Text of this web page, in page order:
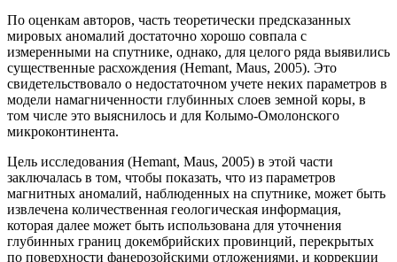
По оценкам авторов, часть теоретически предсказанных
мировых аномалий достаточно хорошо совпала с
измеренными на спутнике, однако, для целого ряда выявились
существенные расхождения (Hemant, Maus, 2005). Это
свидетельствовало о недостаточном учете неких параметров в
модели намагниченности глубинных слоев земной коры, в
том числе это выяснилось и для Колымо-Омолонского
микроконтинента.
Цель исследования (Hemant, Maus, 2005) в этой части
заключалась в том, чтобы показать, что из параметров
магнитных аномалий, наблюденных на спутнике, может быть
извлечена количественная геологическая информация,
которая далее может быть использована для уточнения
глубинных границ докембрийских провинций, перекрытых
по поверхности фанерозойскими отложениями, и коррекции